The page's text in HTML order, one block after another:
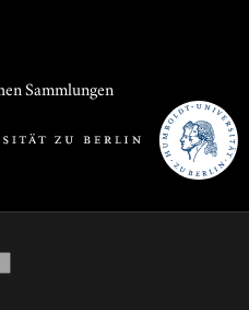
Sammlungen